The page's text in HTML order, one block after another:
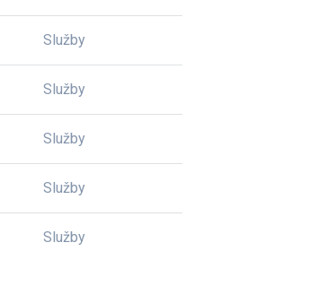
Služby
Služby
Služby
Služby
Služby